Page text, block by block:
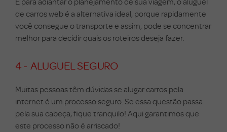
de carros web é a alternativa ideal, porque rapidamente
você consegue o transporte e assim, pode se concentrar
melhor para decidir quais os roteiros deseja fazer.
4 - ALUGUEL SEGURO
Muitas pessoas têm dúvidas se alugar carros pela
internet é um processo seguro. Se essa questão passa
pela sua cabeça, fique tranquilo! Aqui garantimos que
este processo não é arriscado!